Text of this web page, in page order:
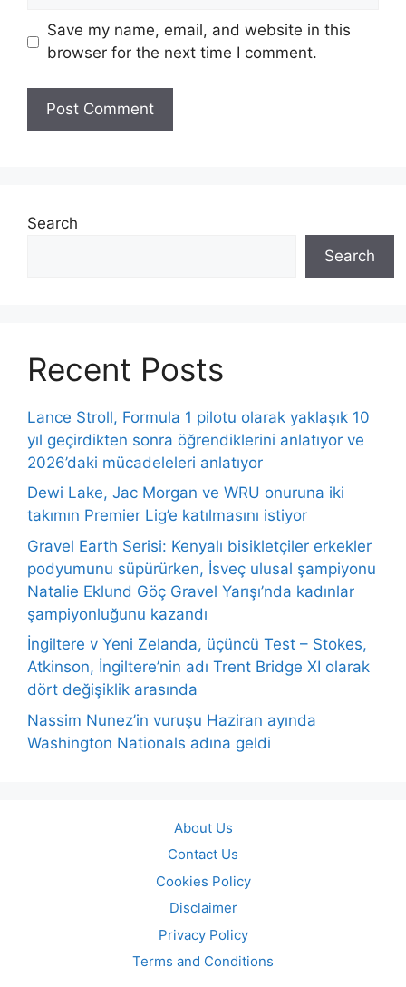
Save my name, email, and website in this
browser for the next time I comment.
Search
Search
Recent Posts
Lance Stroll, Formula 1 pilotu olarak yaklaşık 10
yıl geçirdikten sonra öğrendiklerini anlatıyor ve
2026’daki mücadeleleri anlatıyor
Dewi Lake, Jac Morgan ve WRU onuruna iki
takımın Premier Lig’e katılmasını istiyor
Gravel Earth Serisi: Kenyalı bisikletçiler erkekler
podyumunu süpürürken, İsveç ulusal şampiyonu
Natalie Eklund Göç Gravel Yarışı’nda kadınlar
şampiyonluğunu kazandı
İngiltere v Yeni Zelanda, üçüncü Test – Stokes,
Atkinson, İngiltere’nin adı Trent Bridge XI olarak
dört değişiklik arasında
Nassim Nunez’in vuruşu Haziran ayında
Washington Nationals adına geldi
About Us
Contact Us
Cookies Policy
Disclaimer
Privacy Policy
Terms and Conditions